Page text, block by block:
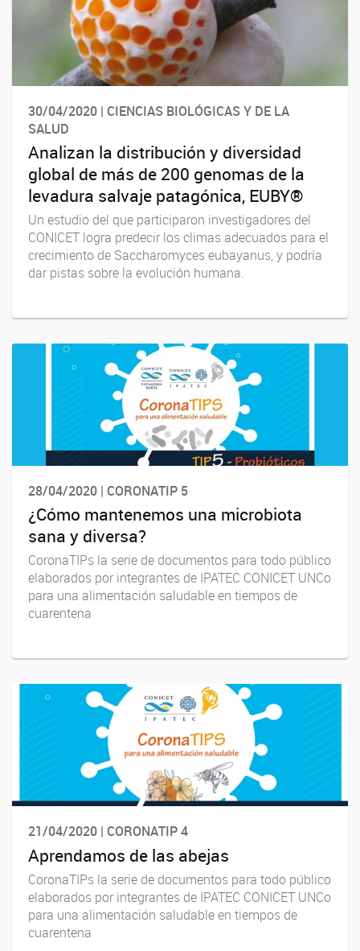
30/04/2020 | CIENCIAS BIOLÓGICAS Y DE LA
SALUD
Analizan la distribución y diversidad
global de más de 200 genomas de la
levadura salvaje patagónica, EUBY®
Un estudio del que participaron investigadores del
CONICET logra predecir los climas adecuados para el
crecimiento de Saccharomyces eubayanus, y podría
dar pistas sobre la evolución humana.
28/04/2020 | CORONATIP 5
¿Cómo mantenemos una microbiota
sana y diversa?
CoronaTIPs la serie de documentos para todo público
elaborados por integrantes de IPATEC CONICET UNCo
para una alimentación saludable en tiempos de
cuarentena
21/04/2020 | CORONATIP 4
Aprendamos de las abejas
CoronaTIPs la serie de documentos para todo público
elaborados por integrantes de IPATEC CONICET UNCo
para una alimentación saludable en tiempos de
cuarentena